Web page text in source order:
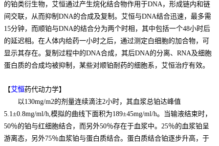
的铂类衍生物，艾恒通过产生烷化结合物作用于DNA，形成链内和链
间交联，从而抑制DNA的合成及复制。艾恒与DNA结合迅速，最多需
15分钟，而顺铂与DNA的结合分为两个时相，其中包括一个48小时后
的延迟相。在人体内给药一小时之后，通过测定白细胞的加合物，可
显示其存在。复制过程中的DNA合成，其后DNA的分离、RNA及细胞
蛋白质的合成均被抑制，某些对顺铂耐药的细胞系，艾恒治疗有效。
【艾恒药代动力学】
以130mg/m2的剂量连续滴注2小时，其血浆总铂达峰值
5.1±0.8mg/ml/h,模拟的曲线下面积为189±45mg/ml/h。当输液结束时，
50％的铂与红细胞结合，而另外50％存在于血浆中。25％的血浆铂呈
游离态，另外75％血浆铂与蛋白质结合。蛋白质结合铂逐步升高，于